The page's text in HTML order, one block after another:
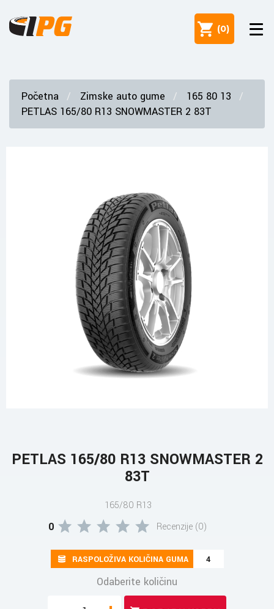
(0)
Početna Zimske auto gume
165 80 13
PETLAS 165/80 R13 SNOWMASTER 2 83T
PETLAS 165/80 R13 SNOWMASTER 2
83T
165/80 R13
0 Recenzije (0)
RASPOLOŽIVA KOLIČINA GUMA 4
Odaberite količinu